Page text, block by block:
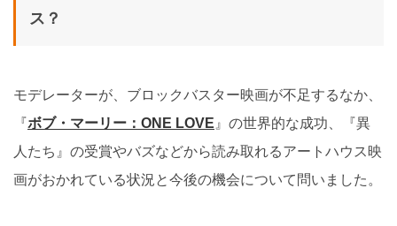
ス？
モデレーターが、ブロックバスター映画が不足するなか、
『ボブ・マーリー：ONE LOVE 』の世界的な成功、『異
人たち』の受賞やバズなどから読み取れるアートハウス映
画がおかれている状況と今後の機会について問いました。